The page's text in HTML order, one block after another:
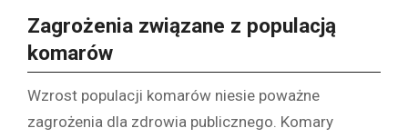
Zagrożenia związane z populacją
komarów
Wzrost populacji komarów niesie poważne
zagrożenia dla zdrowia publicznego. Komary